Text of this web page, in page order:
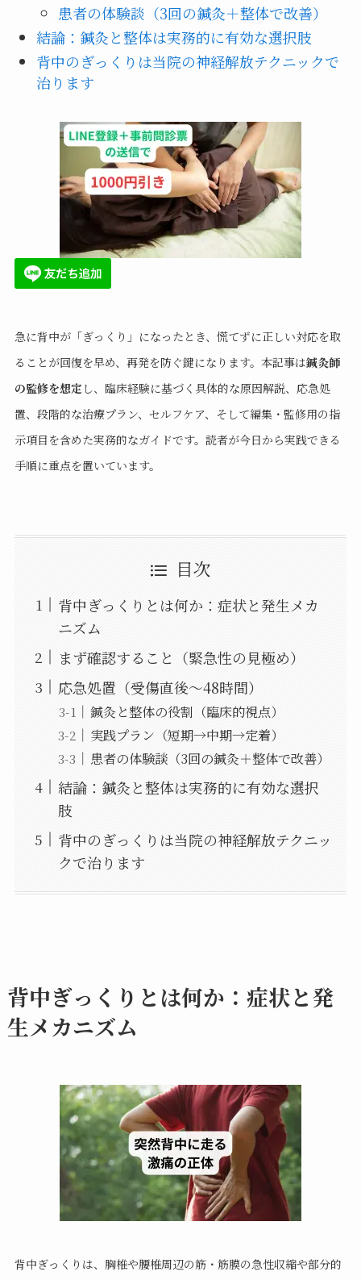
患者の体験談（3回の鍼灸＋整体で改善）
結論：鍼灸と整体は実務的に有効な選択肢
背中のぎっくりは当院の神経解放テクニックで
治ります
急に背中が「ぎっくり」になったとき、慌てずに正しい対応を取
ることが回復を早め、再発を防ぐ鍵になります。本記事は鍼灸師
の監修を想定 し、臨床経験に基づく具体的な原因解説、応急処
置、段階的な治療プラン、セルフケア、そして編集・監修用の指
示項目を含めた実務的なガイドです。読者が今日から実践できる
手順に重点を置いています。
目次
背中ぎっくりとは何か：症状と発生メカ
ニズム
まず確認すること（緊急性の見極め）
応急処置（受傷直後〜48時間）
鍼灸と整体の役割（臨床的視点）
実践プラン（短期→中期→定着）
患者の体験談（3回の鍼灸＋整体で改善）
結論：鍼灸と整体は実務的に有効な選択
肢
背中のぎっくりは当院の神経解放テクニッ
クで治ります
背中ぎっくりとは何か：症状と発
生メカニズム
背中ぎっくりは、胸椎や腰椎周辺の筋・筋膜の急性収縮や部分的